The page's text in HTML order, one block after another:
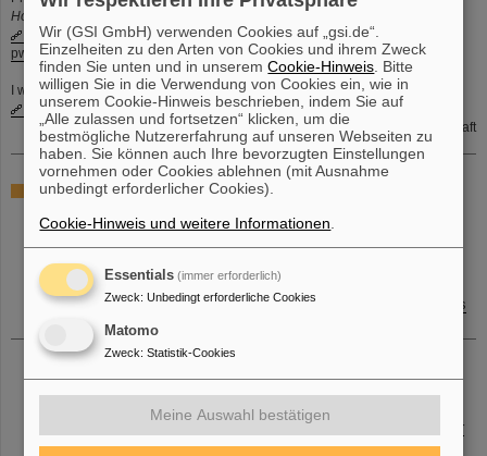
Hochschule Bonn-Rhein-Sieg
https://dkfz-de.zoom-x.de/j/64333586678?
pwd=Zbkagc1EqZQze0HEwaT7Alrqt3Fzow.1
I would be very happy if you join!
More information
Info des DKFZ aus dem DEI-Netzwerk der Helmholtz Gemeinschaft
Wissenschaftliche Sitzungen/Seminare bei GSI
12.05. 14:45 Uhr, Plasmaphysik Seminar
Plasmaphysik Seminar, 2026-05-12 14:45:00 Uhr
SB3 3.170a, GSI
Thomas White University of Nevada, Reno
Taking the Temperature of the Universe's Most Extreme States
12.05. 16:15 Uhr, GSI-FAIR Colloquium
GSI-FAIR Colloquium, 2026-05-12 16:15:00 Uhr
KBW Lecture Hall, GSI
Yong-Zhong Qian University of Minnesota
The Origin and Evolution of the Elements: Data-Driven Nuclear
Forensics
Wir (GSI GmbH) verwenden Cookies auf „gsi.de“.
Einzelheiten zu den Arten von Cookies und ihrem Zweck
finden Sie unten und in unseremCookie-Hinweis . Bitte
willigen Sie in die Verwendung von Cookies ein, wie in
unserem Cookie-Hinweis beschrieben, indem Sie auf
„Alle zulassen und fortsetzen“ klicken, um die
bestmögliche Nutzererfahrung auf unseren Webseiten zu
haben. Sie können auch Ihre bevorzugten Einstellungen
vornehmen oder Cookies ablehnen (mit Ausnahme
unbedingt erforderlicher Cookies).
Cookie-Hinweis und weitere Informationen
Essentials (immer erforderlich)
Zweck: Unbedingt erforderliche Cookies
Matomo
Zweck: Statistik-Cookies
Meine Auswahl bestätigen